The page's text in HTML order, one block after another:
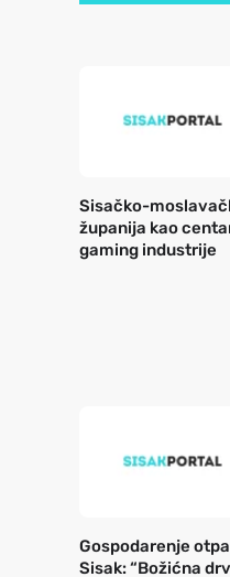
Sisačko-
županija kao
gaming industrije
Gospodarenje
Sisak: “Božićna